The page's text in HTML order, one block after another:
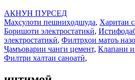
АКНУН ПУРСЕД
Маҳсулоти пешниҳодшуда, Харитаи
Боришоти электростатикӣ,
электростатикӣ, Филтрҳои матоъ
Ҷамъоварии чанги цемент, Клапани
Филтри халтаи саноатӣ,